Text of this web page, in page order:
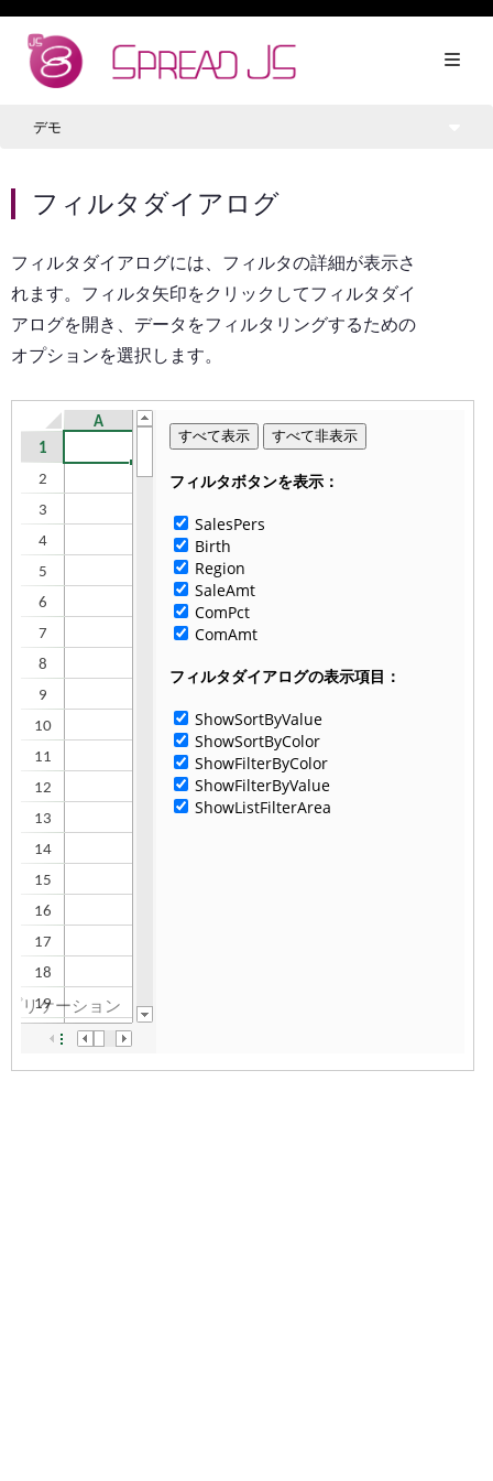
デモ
フィルタダイアログ
フィルタダイアログには、フィルタの詳細が表示さ
れます。フィルタ矢印をクリックしてフィルタダイ
アログを開き、データをフィルタリングするための
オプションを選択します。